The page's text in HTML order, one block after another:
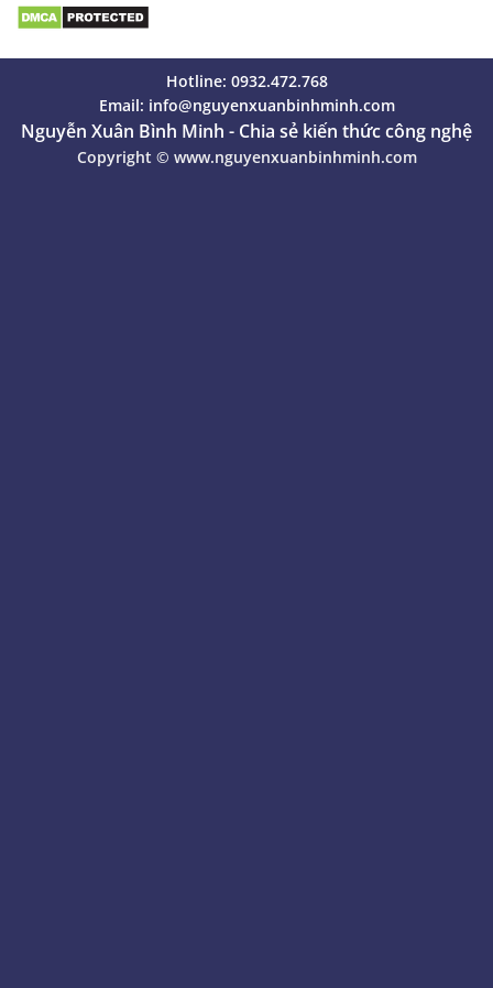
Hotline: 0932.472.768
Email: info@nguyenxuanbinhminh.com
Nguyễn Xuân Bình Minh - Chia sẻ kiến thức công nghệ
Copyright © www.nguyenxuanbinhminh.com